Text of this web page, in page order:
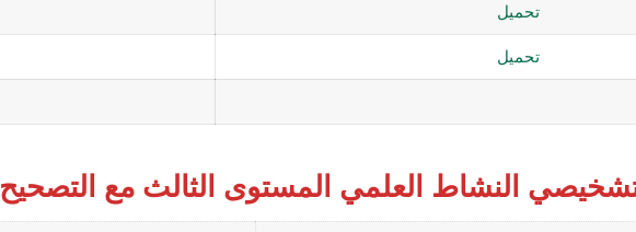
تحميل
تحميل
النشاط العلمي المستوى الثالث مع التصحيح